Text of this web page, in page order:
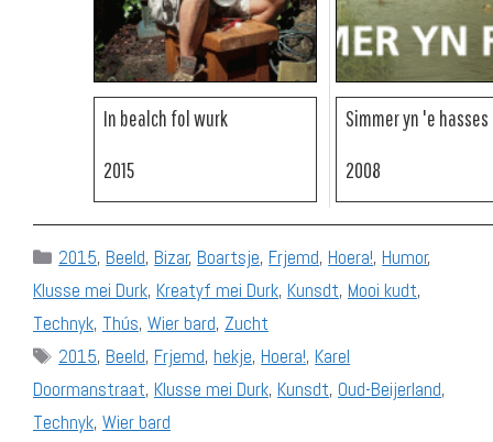
In bealch fol wurk
2015
Simmer yn 'e hasses
2008
Categories
2015, Beeld, Bizar, Boartsje, Frjemd, Hoera!, Humor,
Klusse mei Durk, Kreatyf mei Durk, Kunsdt, Mooi kudt,
Technyk, Thús, Wier bard, Zucht
Tags
2015, Beeld, Frjemd, hekje, Hoera!, Karel
Doormanstraat, Klusse mei Durk, Kunsdt, Oud-Beijerland,
Technyk, Wier bard